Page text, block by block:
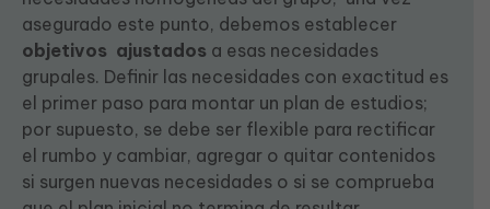
asegurado este punto, debemos establecer
objetivos ajustados a esas necesidades
grupales. Definir las necesidades con exactitud es
el primer paso para montar un plan de estudios;
por supuesto, se debe ser flexible para rectificar
el rumbo y cambiar, agregar o quitar contenidos
si surgen nuevas necesidades o si se comprueba